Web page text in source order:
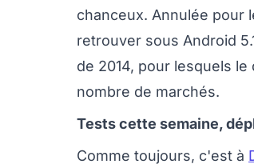
chanceux. Annulée pour
retrouver sous Android
de 2014, pour lesquels
nombre de marchés.
Tests cette semaine,
Comme toujours, c'est à